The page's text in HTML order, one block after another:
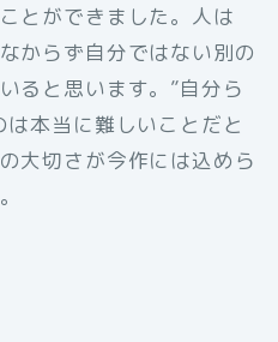
とができました。人は
からず自分ではない別の
ると思います。”自分ら
は本当に難しいことだと
大切さが今作には込めら